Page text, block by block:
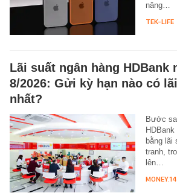
năng…
TEK-LIFE
Lãi suất ngân hàng HDBank
8/2026: Gửi kỳ hạn nào có
nhất?
Bước
bằng lãi
tranh,
lên…
MONEY.14